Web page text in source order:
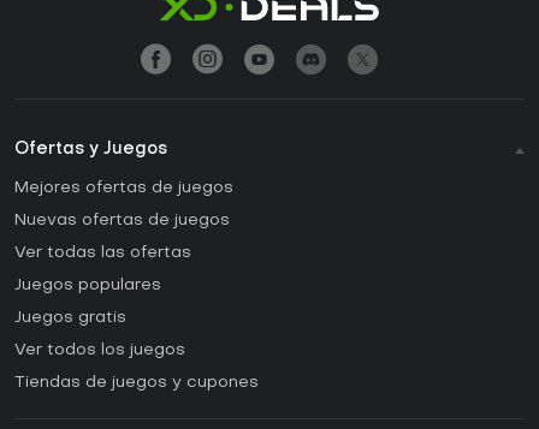
Ofertas y Juegos
Mejores ofertas de juegos
Nuevas ofertas de juegos
Ver todas las ofertas
Juegos populares
Juegos gratis
Ver todos los juegos
Tiendas de juegos y cupones